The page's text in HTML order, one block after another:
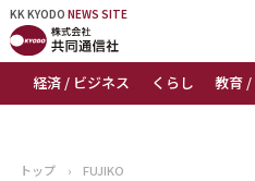
KK KYODO NEWS SITE
経済 / ビジネス くらし 教育 /
KK KYODONEWS SITE
トップページ
トップ › FUJIKO